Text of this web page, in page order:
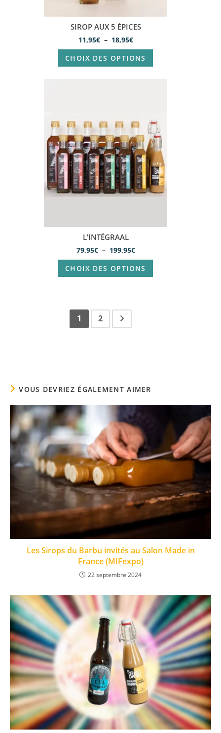
SIROP AUX 5 ÉPICES
11,95€ – 18,95€
CHOIX DES OPTIONS
L’INTÉGRAAL
79,95€ – 199,95€
CHOIX DES OPTIONS
1 2
VOUS DEVRIEZ ÉGALEMENT AIMER
Les Sirops du Barbu invités au Salon Made in
France (MIFexpo)
22 septembre 2024